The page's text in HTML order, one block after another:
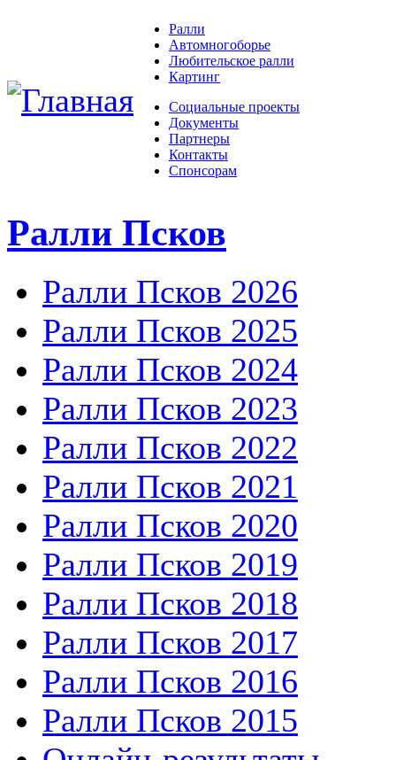
Ралли
Автомногоборье
Любительское ралли
Картинг
Социальные проекты
Документы
Партнеры
Контакты
Спонсорам
Ралли Псков
Ралли Псков 2026
Ралли Псков 2025
Ралли Псков 2024
Ралли Псков 2023
Ралли Псков 2022
Ралли Псков 2021
Ралли Псков 2020
Ралли Псков 2019
Ралли Псков 2018
Ралли Псков 2017
Ралли Псков 2016
Ралли Псков 2015